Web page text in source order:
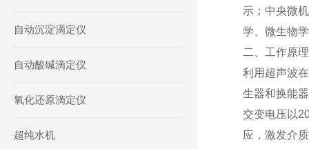
示；中央微
学、微生物
二、工作原
利用超声波
生器和换能
交变电压以
应，激发介
自动沉淀滴定仪
自动酸碱滴定仪
氧化还原滴定仪
超纯水机